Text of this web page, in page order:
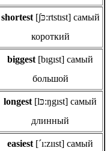
shortest [∫כּ:rtstıst] самый
короткий
biggest [bıgıst] самый
большой
longest [lכּ:ŋgıst] самый
длинный
easiest [´ı:zııst] самый